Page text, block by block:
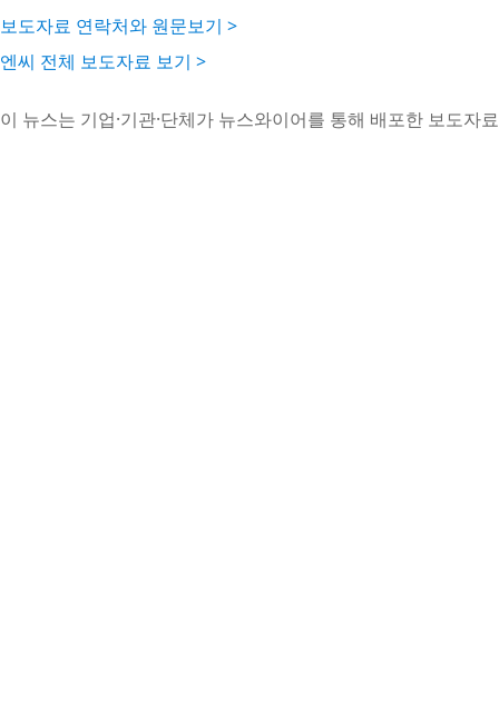
보도자료 연락처와 원문보기 >
엔씨 전체 보도자료 보기 >
이 뉴스는 기업·기관·단체가 뉴스와이어를 통해 배포한 보도자